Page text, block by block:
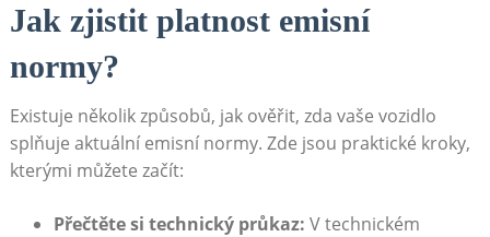
Jak ​zjistit platnost emisní
normy?
Existuje několik způsobů,⁣ jak ⁣ověřit, zda vaše vozidlo
splňuje aktuální⁣ emisní normy. Zde jsou praktické kroky,
kterými můžete začít:
Přečtěte⁢ si technický ‍průkaz: V technickém